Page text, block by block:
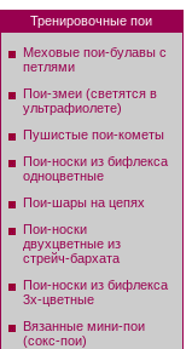
Тренировочные пои
Меховые пои-булавы с
петлями
Пои-змеи (светятся в
ультрафиолете)
Пушистые пои-кометы
Пои-носки из бифлекса
одноцветные
Пои-шары на цепях
Пои-носки
двухцветные из
стрейч-бархата
Пои-носки из бифлекса
3х-цветные
Вязанные мини-пои
(сокс-пои)